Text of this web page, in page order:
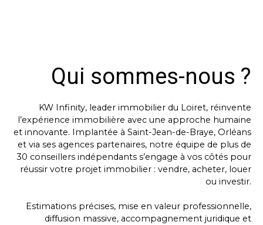
Qui sommes-nous ?
KW Infinity, leader immobilier du Loiret, réinvente
l’expérience immobilière avec une approche humaine
et innovante. Implantée à Saint-Jean-de-Braye, Orléans
et via ses agences partenaires, notre équipe de plus de
30 conseillers indépendants s’engage à vos côtés pour
réussir votre projet immobilier : vendre, acheter, louer
ou investir.
Estimations précises, mise en valeur professionnelle,
diffusion massive, accompagnement juridique et